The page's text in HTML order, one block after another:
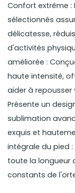
Confort extrême :
sélectionnés
délicatesse,
d'activités
améliorée :
haute intensité,
aider à repousser
Présente un
sublimation
exquis et
intégrale du pied
toute la longueur
constants de